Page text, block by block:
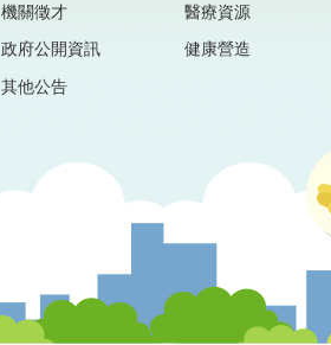
機關徵才
政府公開資訊
其他公告
醫療資源
健康營造